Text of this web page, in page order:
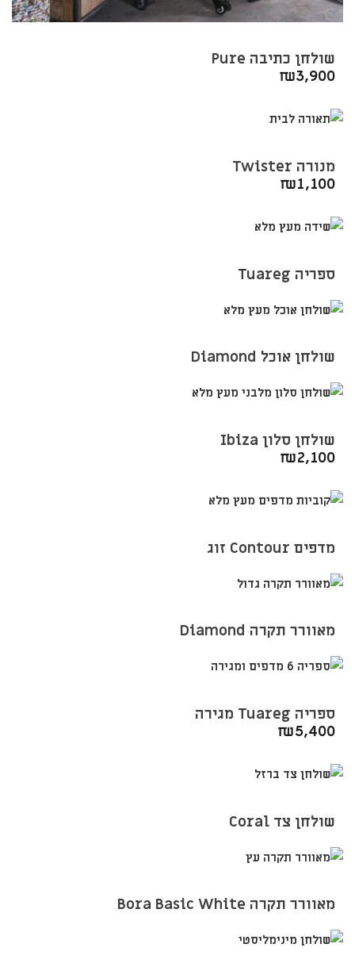
שולחן כתיבה Pure
₪3,900
מנורה Twister
₪1,100
ספריה Tuareg
שולחן אוכל Diamond
שולחן סלון Ibiza
₪2,100
מדפים Contour זוג
מאוורר תקרה Diamond
ספריה Tuareg מגירה
₪5,400
שולחן צד Coral
מאוורר תקרה Bora Basic White